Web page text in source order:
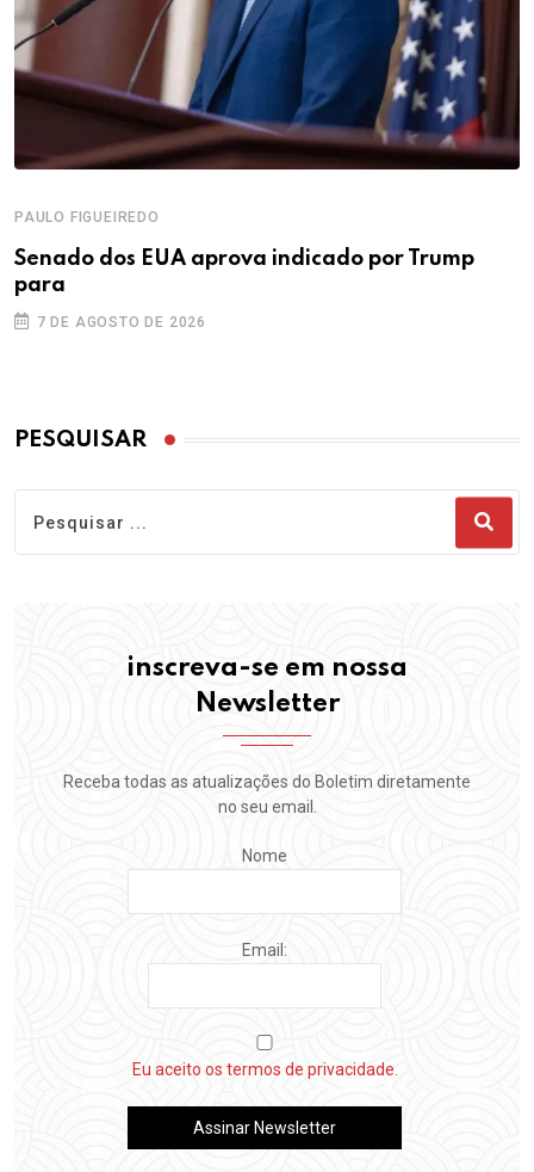
PAULO FIGUEIREDO
Senado dos EUA aprova indicado por Trump
para
7 DE AGOSTO DE 2026
PESQUISAR
inscreva-se em nossa
Newsletter
Receba todas as atualizações do Boletim diretamente
no seu email.
Nome
Email:
Eu aceito os termos de privacidade.